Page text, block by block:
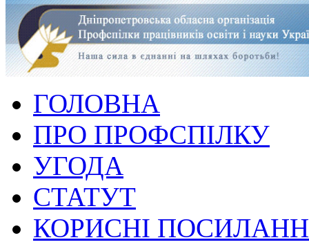
ГОЛОВНА
ПРО ПРОФСПІЛКУ
УГОДА
СТАТУТ
КОРИСНІ